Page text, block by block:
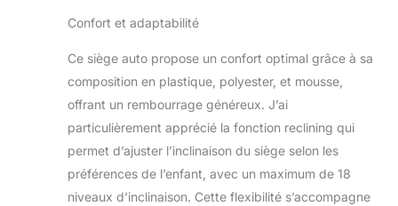
dans la voiture en
quelques instants.
Pour le transport
d'enfants plus
supplémentaire
avec la ceinture
TOP TETHER est
Confort et adaptabilité
Ce siège auto propose un confort optimal grâce à sa
composition en plastique, polyester, et mousse,
offrant un rembourrage généreux. J’ai
particulièrement apprécié la fonction reclining qui
permet d’ajuster l’inclinaison du siège selon les
préférences de l’enfant, avec un maximum de 18
niveaux d’inclinaison. Cette flexibilité s’accompagne